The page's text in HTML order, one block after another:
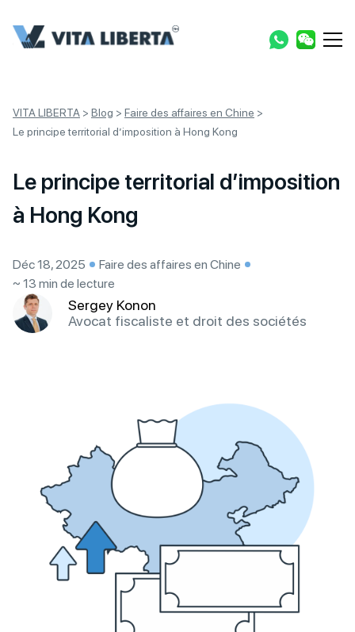
VITA LIBERTA > Blog > Faire des affaires en Chine >
Le principe territorial d’imposition à Hong Kong
Le principe territorial d’imposition
à Hong Kong
Déc 18, 2025
Faire des affaires en Chine
~ 13 min de lecture
Sergey Konon
Avocat fiscaliste et droit des sociétés